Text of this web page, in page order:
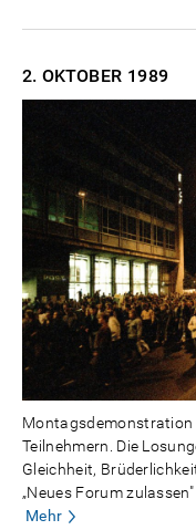
2. OKTOBER 1989
Montagsdemonstration
Teilnehmern. Die
Gleichheit,
„Neues Forum
Mehr